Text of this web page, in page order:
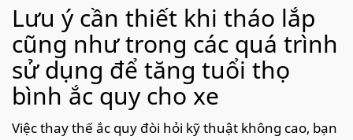
Lưu ý cần thiết khi tháo lắp
cũng như trong các quá trình
sử dụng để tăng tuổi thọ
bình ắc quy cho xe
Việc thay thế ắc quy đòi hỏi kỹ thuật không cao, bạn